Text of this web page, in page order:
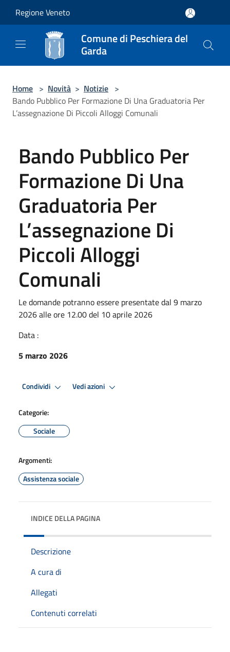
Regione Veneto
Comune di Peschiera del
Garda
Home > Novità > Notizie >
Bando Pubblico Per Formazione Di Una Graduatoria Per
L’assegnazione Di Piccoli Alloggi Comunali
Bando Pubblico Per
Formazione Di Una
Graduatoria Per
L’assegnazione Di
Piccoli Alloggi
Comunali
Le domande potranno essere presentate dal 9 marzo
2026 alle ore 12.00 del 10 aprile 2026
Data :
5 marzo 2026
Condividi Vedi azioni
Categorie:
Sociale
Argomenti:
Assistenza sociale
INDICE DELLA PAGINA
Descrizione
A cura di
Allegati
Contenuti correlati